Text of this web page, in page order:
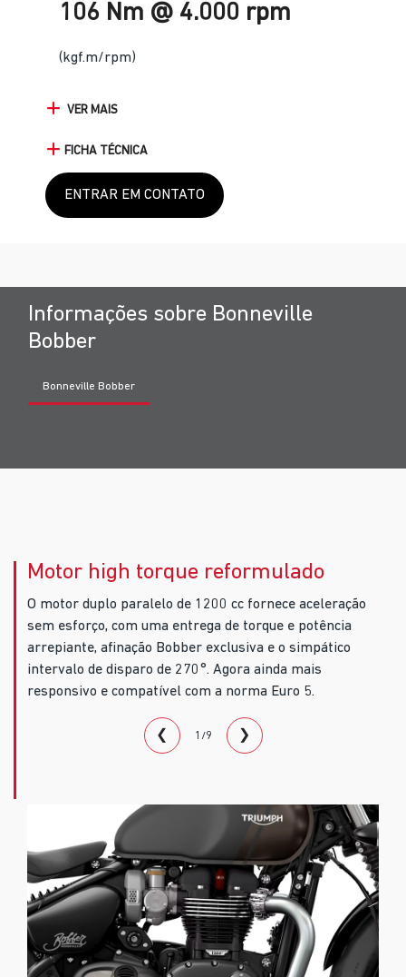
106 Nm @ 4.000 rpm
(kgf.m/rpm)
VER MAIS
FICHA TÉCNICA
ENTRAR EM CONTATO
Informações sobre Bonneville
Bobber
Bonneville Bobber
Motor high torque reformulado
O motor duplo paralelo de 1200 cc fornece aceleração
sem esforço, com uma entrega de torque e potência
arrepiante, afinação Bobber exclusiva e o simpático
intervalo de disparo de 270°. Agora ainda mais
responsivo e compatível com a norma Euro 5.
❮ 1/9 ❯